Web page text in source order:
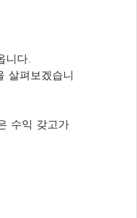
니다.
살펴보겠습니
수익 갖고가